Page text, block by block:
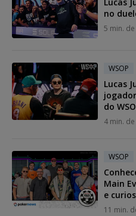
no
5 min.
WSOP
Lucas
do
4 min.
WSOP
Main
e
11 min.